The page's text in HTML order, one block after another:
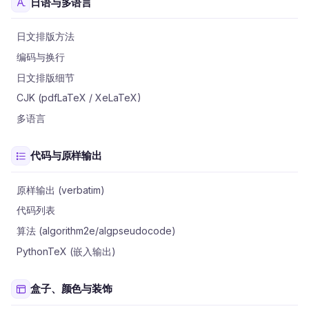
日文排版方法
编码与换行
日文排版细节
CJK (pdfLaTeX / XeLaTeX)
多语言
代码与原样输出
原样输出 (verbatim)
代码列表
算法 (algorithm2e/algpseudocode)
PythonTeX (嵌入输出)
盒子、颜色与装饰